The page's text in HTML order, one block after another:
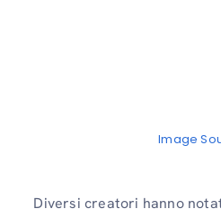
Image
Diversi creatori hanno